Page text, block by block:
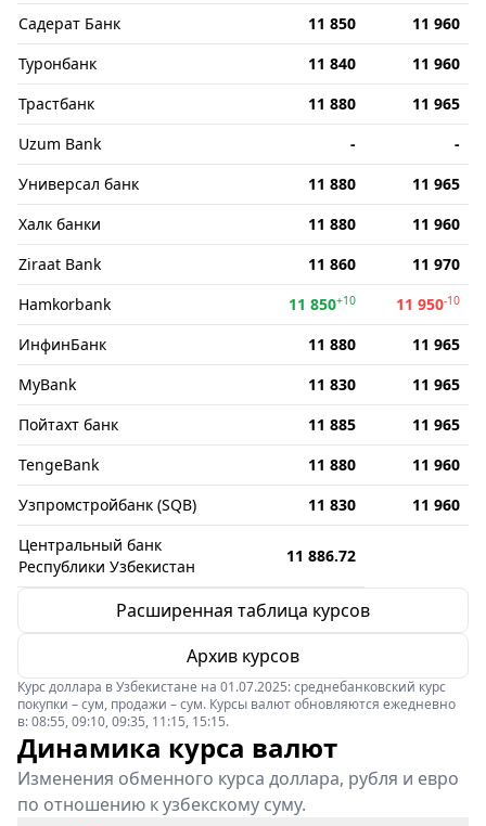
Садерат Банк
11 850
11 960
Туронбанк
11 840
11 960
Трастбанк
11 880
11 965
Uzum Bank
-
-
Универсал банк
11 880
11 965
Халк банки
11 880
11 960
Ziraat Bank
11 860
11 970
Hamkorbank
11 850+10 11 950-10
ИнфинБанк 11 880
11 965
MyBank
11 830
11 965
Пойтахт банк
11 885
11 965
TengeBank
11 880
11 960
Узпромстройбанк (SQB)
11 830
11 960
Центральный банк
Республики Узбекистан
11 886.72
Расширенная таблица курсов
Архив курсов
Курс доллара в Узбекистане на 01.07.2025: среднебанковский курс
покупки – сум, продажи – сум. Курсы валют обновляются ежедневно
в: 08:55, 09:10, 09:35, 11:15, 15:15.
Динамика курса валют
Изменения обменного курса доллара, рубля и евро
по отношению к узбекскому суму.